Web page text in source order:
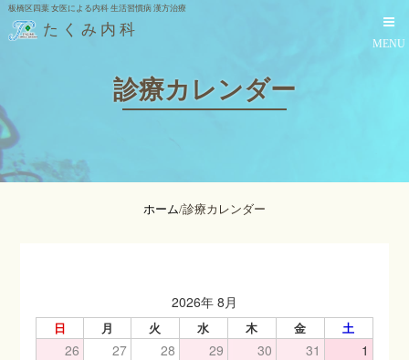
板橋区四葉 女医による内科 生活習慣病 漢方治療
たくみ内科
MENU
診療カレンダー
ホーム/診療カレンダー
2026年 8月
日 月 火 水 木 金 土
26 27 28 29 30 31 1
HOME